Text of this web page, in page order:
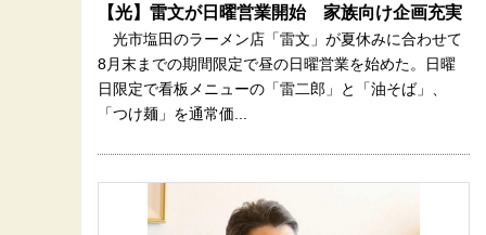
【光】雷文が日曜営業開始 家族向け企画充実
光市塩田のラーメン店「雷文」が夏休みに合わせて
8月末までの期間限定で昼の日曜営業を始めた。日曜
日限定で看板メニューの「雷二郎」と「油そば」、
「つけ麺」を通常価...